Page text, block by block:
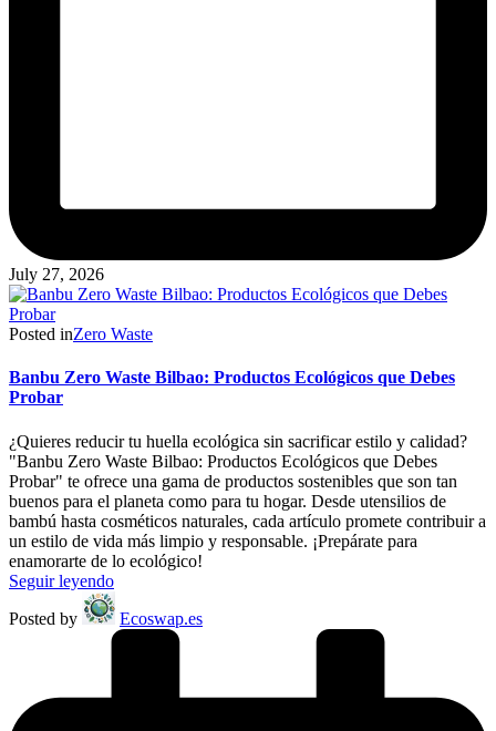
July 27, 2026
Posted inZero Waste
Banbu Zero Waste Bilbao: Productos Ecológicos que Debes
Probar
¿Quieres reducir tu huella ecológica sin sacrificar estilo y calidad?
"Banbu Zero Waste Bilbao: Productos Ecológicos que Debes
Probar" te ofrece una gama de productos sostenibles que son tan
buenos para el planeta como para tu hogar. Desde utensilios de
bambú hasta cosméticos naturales, cada artículo promete contribuir a
un estilo de vida más limpio y responsable. ¡Prepárate para
enamorarte de lo ecológico!
Seguir leyendo
Posted by
Ecoswap.es